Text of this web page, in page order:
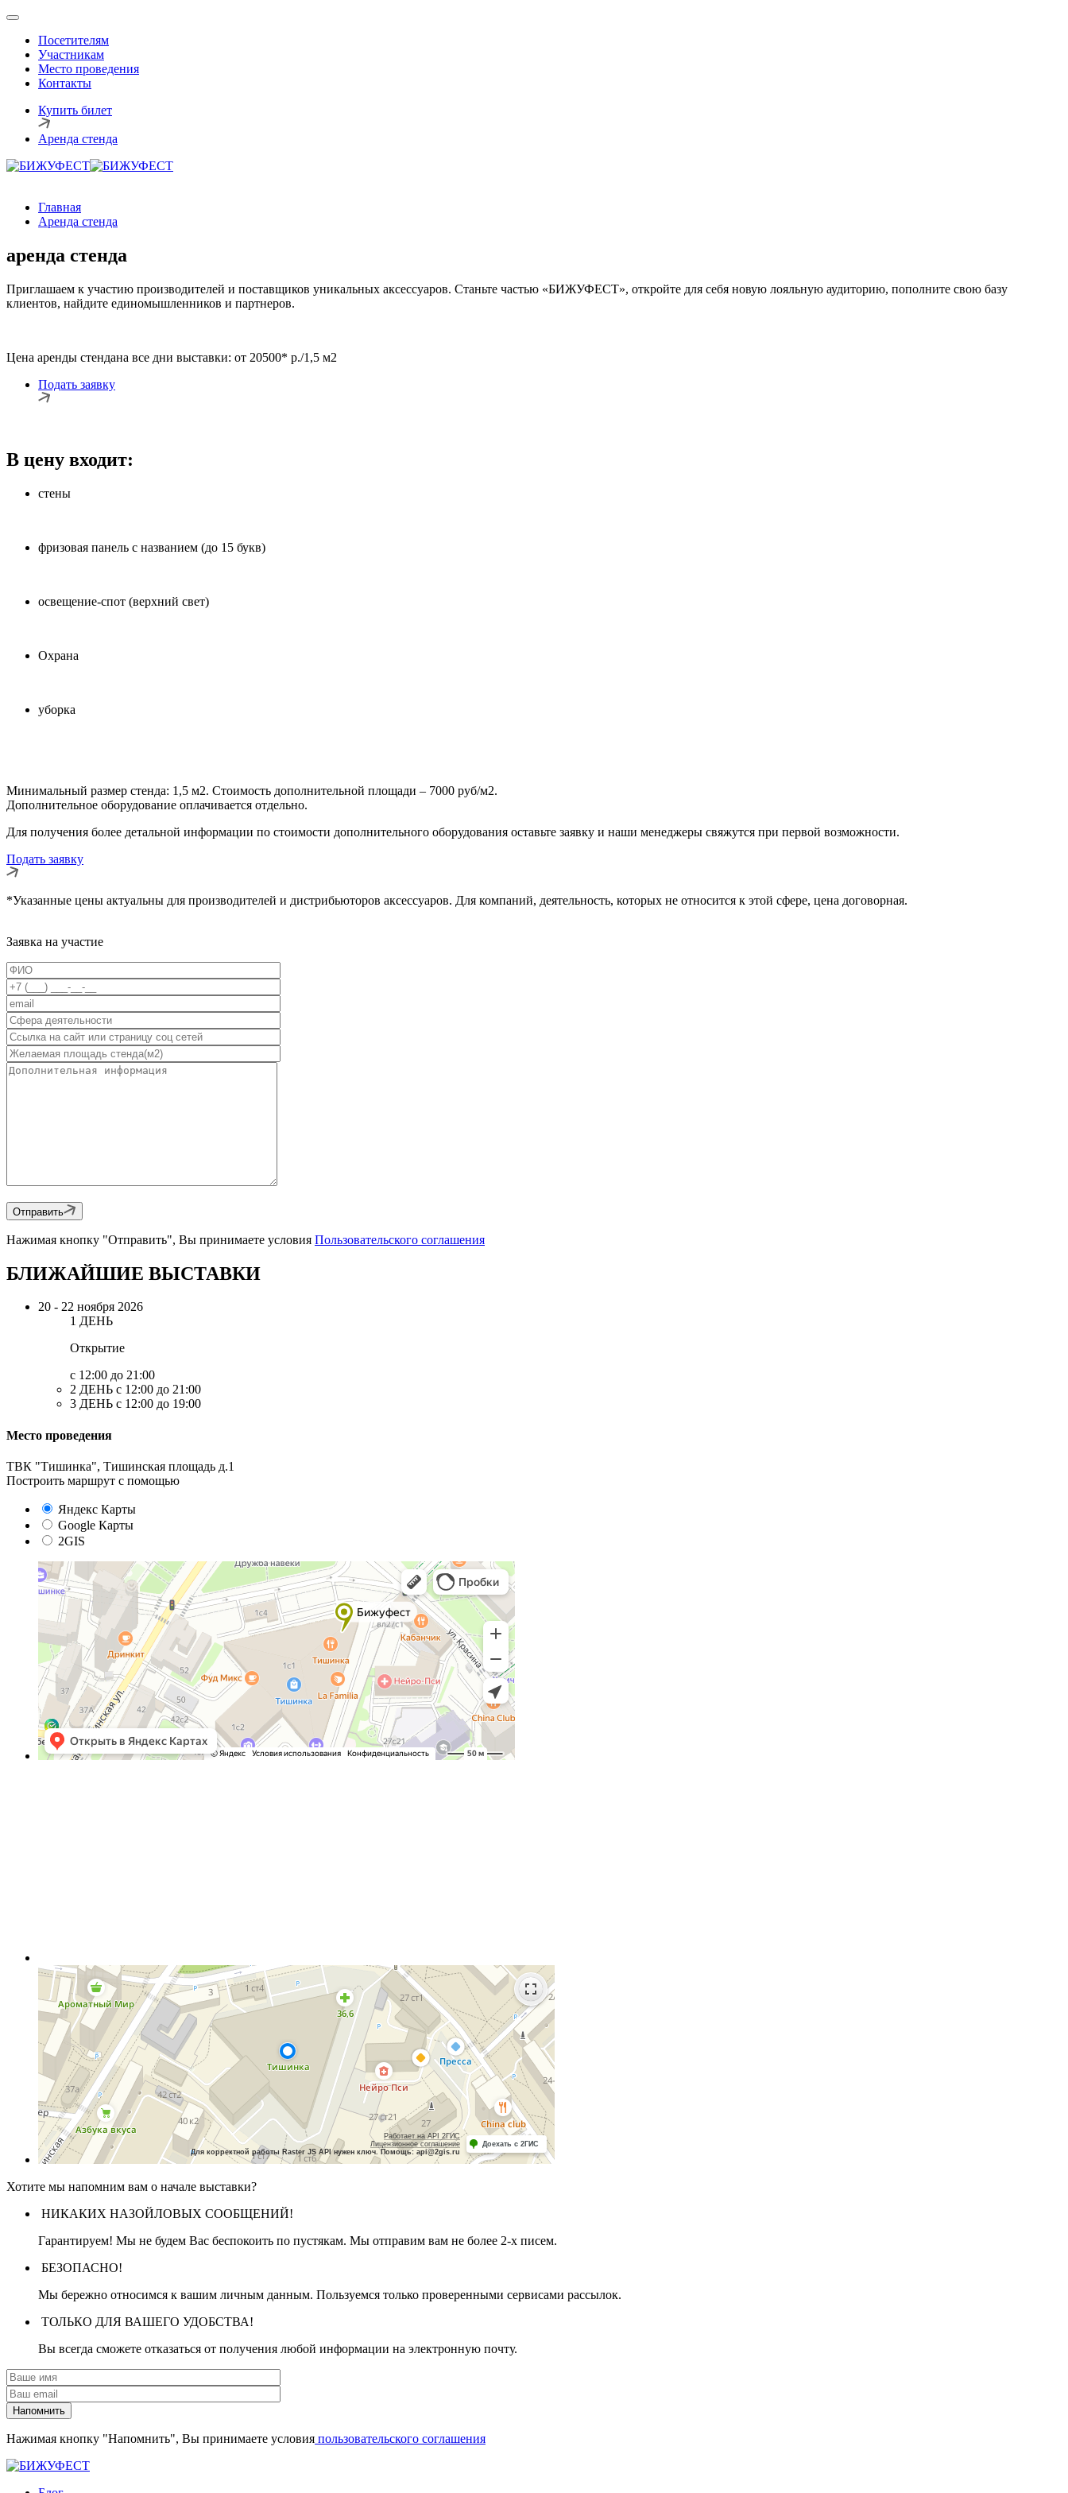
Посетителям
Участникам
Место проведения
Контакты
Купить билет
Аренда стенда
Главная
Аренда стенда
аренда стенда
Приглашаем к участию производителей и поставщиков уникальных аксессуаров. Станьте частью «БИЖУФЕСТ», откройте для себя новую лояльную аудиторию, пополните свою базу
клиентов, найдите единомышленников и партнеров.
Цена аренды стендана все дни выставки: от 20500* р./1,5 м2
Подать заявку
В цену входит:
стены
фризовая панель с названием (до 15 букв)
освещение-спот (верхний свет)
Охрана
уборка
Минимальный размер стенда: 1,5 м2. Стоимость дополнительной площади – 7000 руб/м2.
Дополнительное оборудование оплачивается отдельно.
Для получения более детальной информации по стоимости дополнительного оборудования оставьте заявку и наши менеджеры свяжутся при первой возможности.
Подать заявку
*Указанные цены актуальны для производителей и дистрибьюторов аксессуаров. Для компаний, деятельность, которых не относится к этой сфере, цена договорная.
Заявка на участие
Отправить
Нажимая кнопку "Отправить", Вы принимаете условия Пользовательского соглашения
БЛИЖАЙШИЕ ВЫСТАВКИ
20 - 22 ноября 2026
1 ДЕНЬ
Открытие
с 12:00 до 21:00
2 ДЕНЬ с 12:00 до 21:00
3 ДЕНЬ с 12:00 до 19:00
Место проведения
ТВК "Тишинка", Тишинская площадь д.1
Построить маршрут с помощью
Яндекс Карты
Google Карты
2GIS
Хотите мы напомним вам о начале выставки?
НИКАКИХ НАЗОЙЛОВЫХ СООБЩЕНИЙ!
Гарантируем! Мы не будем Вас беспокоить по пустякам. Мы отправим вам не более 2-х писем.
БЕЗОПАСНО!
Мы бережно относимся к вашим личным данным. Пользуемся только проверенными сервисами рассылок.
ТОЛЬКО ДЛЯ ВАШЕГО УДОБСТВА!
Вы всегда сможете отказаться от получения любой информации на электронную почту.
Нажимая кнопку "Напомнить", Вы принимаете условия пользовательского соглашения